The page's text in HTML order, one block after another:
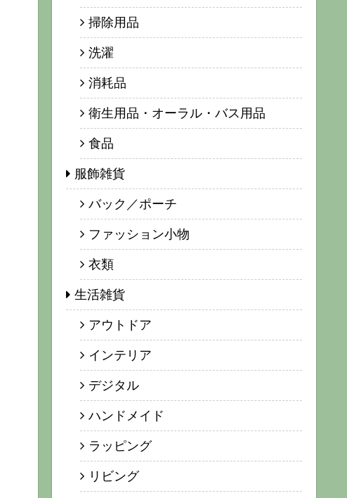
掃除用品
洗濯
消耗品
衛生用品・オーラル・バス用品
食品
服飾雑貨
バック／ポーチ
ファッション小物
衣類
生活雑貨
アウトドア
インテリア
デジタル
ハンドメイド
ラッピング
リビング